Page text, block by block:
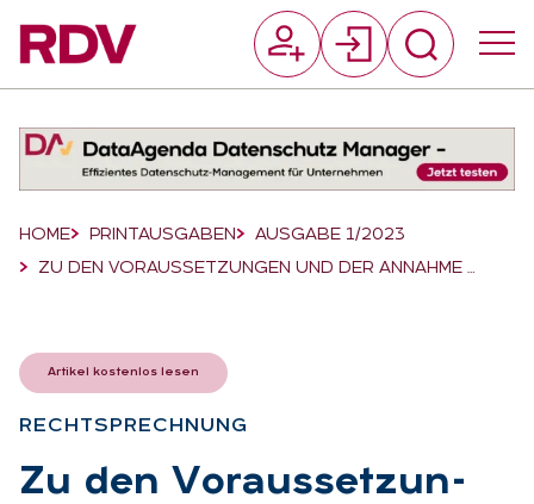
Breadcrumb-Navigation
HOME PRINTAUSGABEN
AUSGABE 1/2023
ZU DEN VORAUSSETZUNGEN UND DER ANNAHME …
Artikel kostenlos lesen
RECHT­SPRECH­NUNG
:
Zu den Vor­aus­set­zun­